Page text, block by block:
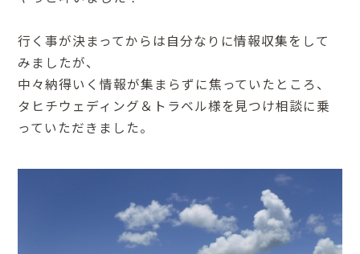
行く事が決まってからは自分なりに情報収集をして
みましたが、
中々納得いく情報が集まらずに焦っていたところ、
タヒチウェディング＆トラベル様を見つけ相談に乗
っていただきました。